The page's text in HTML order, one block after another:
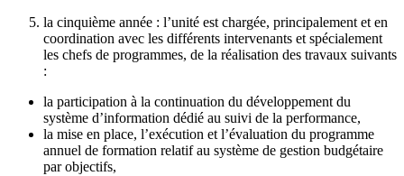
la cinquième année : l’unité est chargée, principalement et en
coordination avec les différents intervenants et spécialement
les chefs de programmes, de la réalisation des travaux suivants
:
la participation à la continuation du développement du
système d’information dédié au suivi de la performance,
la mise en place, l’exécution et l’évaluation du programme
annuel de formation relatif au système de gestion budgétaire
par objectifs,